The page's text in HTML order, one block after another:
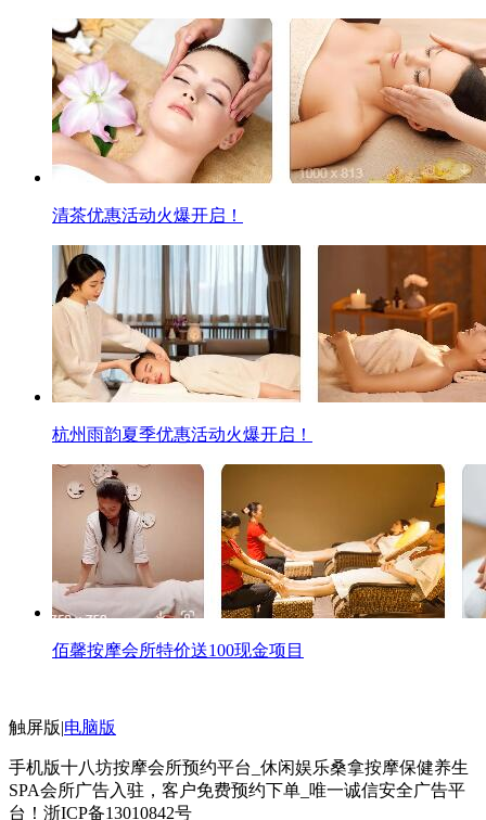
清茶优惠活动火爆开启！
杭州雨韵夏季优惠活动火爆开启！
佰馨按摩会所特价送100现金项目
触屏版|电脑版
手机版十八坊按摩会所预约平台_休闲娱乐桑拿按摩保健养生
SPA会所广告入驻，客户免费预约下单_唯一诚信安全广告平
台！ 浙ICP备13010842号